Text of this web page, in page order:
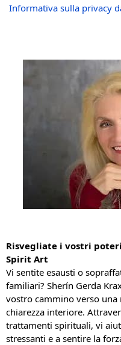
Informativa sulla privacy
Risvegliate i vostri
Spirit Art
Vi sentite esausti o
familiari? Sherín Gerda
vostro cammino verso
chiarezza interiore.
trattamenti spirituali, vi
stressanti e a sentire la